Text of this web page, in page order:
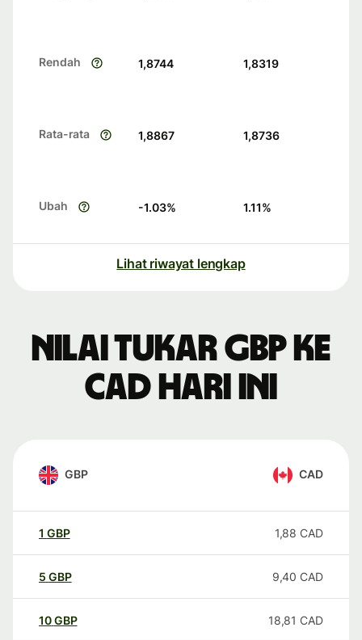
Rendah 1,8744 1,8319
Rata-rata 1,8867 1,8736
Ubah -1.03% 1.11%
Lihat riwayat lengkap
Nilai tukar GBP ke
CAD hari ini
GBP CAD
1 GBP 1,88 CAD
5 GBP 9,40 CAD
10GBP 18,81 CAD